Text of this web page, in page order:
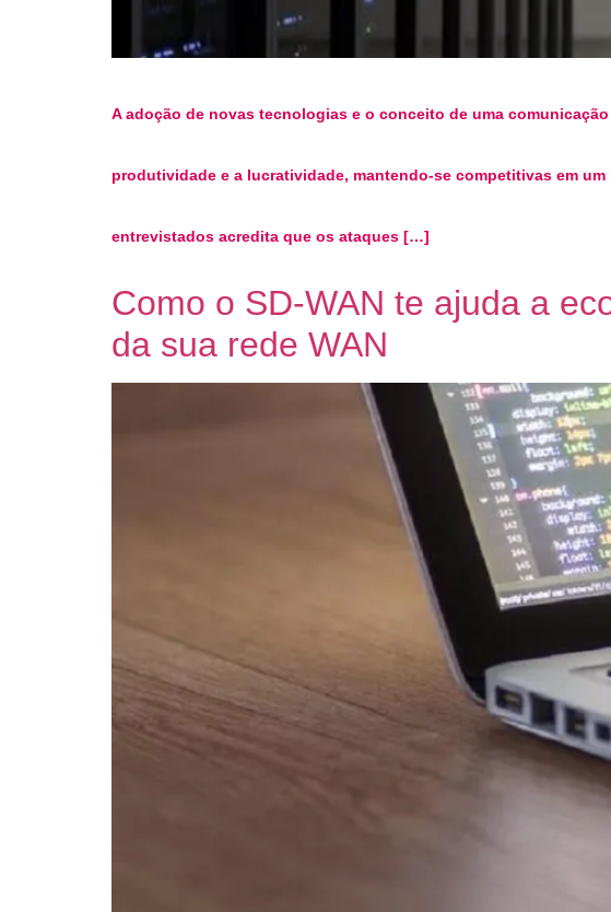
A adoção de novas tecnologias e o conceito de uma
produtividade e a lucratividade, mantendo-se competitivas em
entrevistados acredita que os ataques […]
Como o SD-WAN te ajuda a
da sua rede WAN